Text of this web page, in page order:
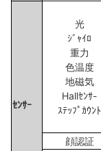
ｾﾝｻｰ
光
ｼﾞｬｲﾛ
重力
色温度
地磁気
Hallｾﾝｻ-
ｽﾃｯﾌﾟｶｳﾝﾄ
顔認証